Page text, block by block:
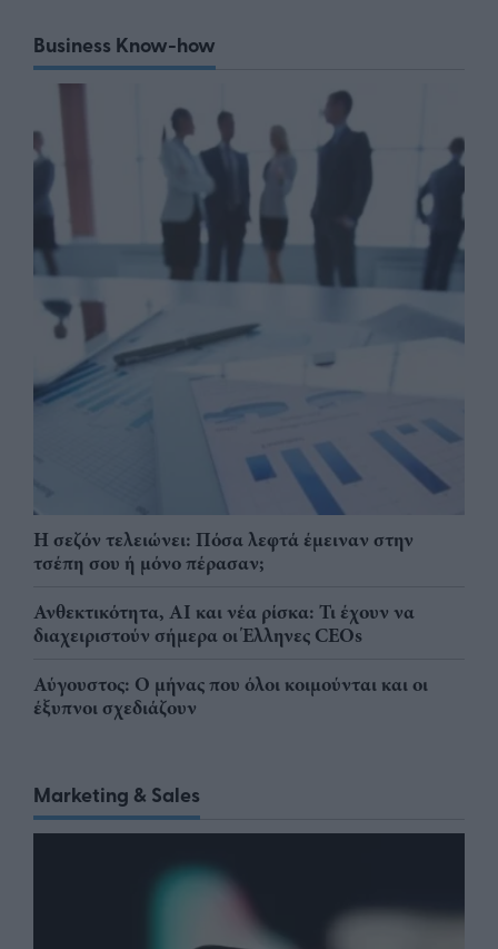
Business Know-how
Η σεζόν τελειώνει: Πόσα λεφτά έμειναν στην
τσέπη σου ή μόνο πέρασαν;
Ανθεκτικότητα, AI και νέα ρίσκα: Τι έχουν να
διαχειριστούν σήμερα οι Έλληνες CEOs
Αύγουστος: Ο μήνας που όλοι κοιμούνται και οι
έξυπνοι σχεδιάζουν
Marketing & Sales